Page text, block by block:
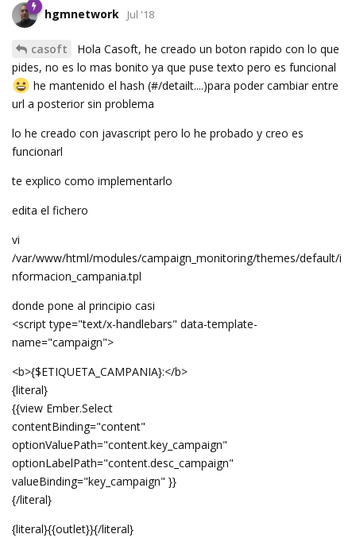
hgmnetwork Jul '18
casoft
Hola Casoft, he creado un boton rapido con lo que
pides, no es lo mas bonito ya que puse texto pero es funcional
he mantenido el hash (#/detailt....)para poder cambiar entre
url a posterior sin problema
lo he creado con javascript pero lo he probado y creo es
funcionarl
te explico como implementarlo
edita el fichero
vi
/var/www/html/modules/campaign_monitoring/themes/default/i
nformacion_campania.tpl
donde pone al principio casi
<script type="text/x-handlebars" data-template-
name="campaign">
<b>{$ETIQUETA_CAMPANIA}:</b>
{literal}
{{view Ember.Select
contentBinding="content"
optionValuePath="content.key_campaign"
optionLabelPath="content.desc_campaign"
valueBinding="key_campaign" }}
{/literal}
{literal}{{outlet}}{/literal}